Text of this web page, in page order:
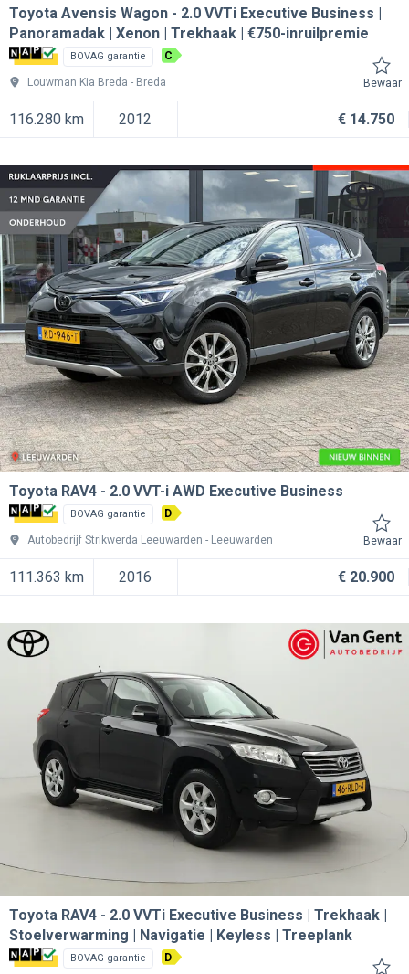
Toyota Avensis Wagon
2.0 VVTi Executive Business |
Panoramadak | Xenon | Trekhaak | €750-inruilpremie
BOVAG garantie C
Louwman Kia Breda Breda Bewaar
116.280 km 2012 € 14.750
Toyota RAV4 2.0 VVT-i AWD Executive Business
BOVAG garantie D
Autobedrijf Strikwerda Leeuwarden Leeuwarden Bewaar
111.363 km 2016 € 20.900
Toyota RAV4
2.0 VVTi Executive Business | Trekhaak |
Stoelverwarming | Navigatie | Keyless | Treeplank
BOVAG garantie D